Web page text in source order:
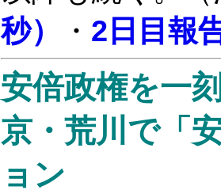
秒）
・ 2日目報
安倍政権を一
京・荒川で「
ョン